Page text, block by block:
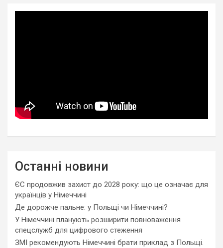
Останні новини
ЄС продовжив захист до 2028 року: що це означає для
українців у Німеччині
Де дорожче пальне: у Польщі чи Німеччині?
У Німеччині планують розширити повноваження
спецслужб для цифрового стеження
ЗМІ рекомендують Німеччині брати приклад з Польщі.